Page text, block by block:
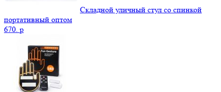
Складной уличный стул со спинкой
портативный оптом
670. p